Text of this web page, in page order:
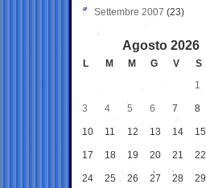
Settembre 2007 (23)
Agosto 2026
L M M G V S
1
3 4 5 6 7 8
10 11 12 13 14 15
17 18 19 20 21 22
24 25 26 27 28 29